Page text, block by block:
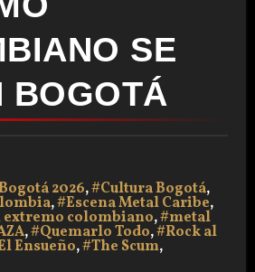
SE
BOGOTÁ
2026,#Cultura Bogotá,
,#Escena Metal Caribe,
extremo colombiano,#metal
,#Quemarlo Todo,#Rock al
Ensueño,#The Scum,